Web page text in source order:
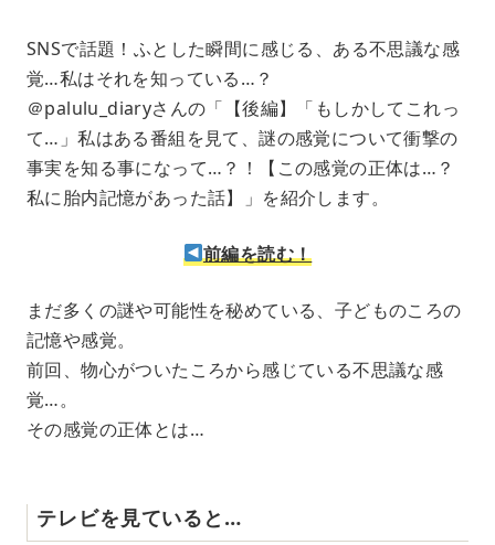
u
e
SNSで話題！ふとした瞬間に感じる、ある不思議な感
覚…私はそれを知っている…？
＠palulu_diaryさんの「【後編】「もしかしてこれっ
て…」私はある番組を見て、謎の感覚について衝撃の
事実を知る事になって…？！【この感覚の正体は…？
私に胎内記憶があった話】」を紹介します。
前編を読む！
まだ多くの謎や可能性を秘めている、子どものころの
記憶や感覚。
前回、物心がついたころから感じている不思議な感
覚…。
その感覚の正体とは…
テレビを見ていると…